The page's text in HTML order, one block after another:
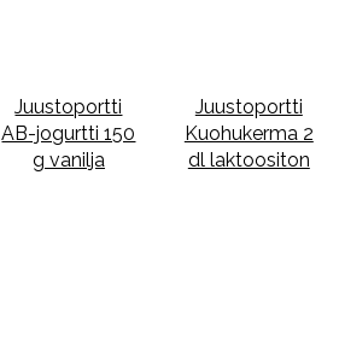
Juustoportti
AB-jogurtti 150
g vanilja
Juustoportti
Kuohukerma 2
dl laktoositon